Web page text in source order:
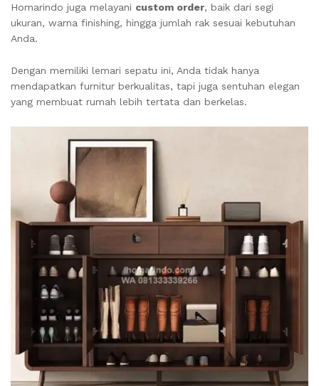
Homarindo juga melayani custom order, baik dari segi
ukuran, warna finishing, hingga jumlah rak sesuai kebutuhan
Anda.
Dengan memiliki lemari sepatu ini, Anda tidak hanya
mendapatkan furnitur berkualitas, tapi juga sentuhan elegan
yang membuat rumah lebih tertata dan berkelas.